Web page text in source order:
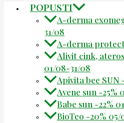
POPUSTI
A-derma
31/08
A-derma
Alivit cink,
01/08-31/08
Apivita bee SUN
Avene sun -25%
Babe sun -22%
BioTeo -20% 05/